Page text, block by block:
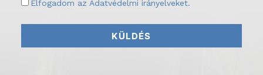
Elfogadom az Adatvédelmi irányelveket.
KÜLDÉS